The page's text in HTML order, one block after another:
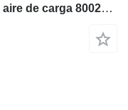
Charge Air Pipe Liebherr Tubo de aire de carga 8002802 para Liebherr R974C / R976 LC / R980 excavadora